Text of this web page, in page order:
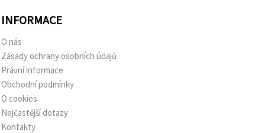
INFORMACE
O nás
Zásady ochrany osobních údajů
Právní informace
Obchodní podmínky
O cookies
Nejčastější dotazy
Kontakty